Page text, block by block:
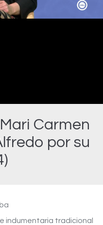
Carmen
por su
indumentaria tradicional